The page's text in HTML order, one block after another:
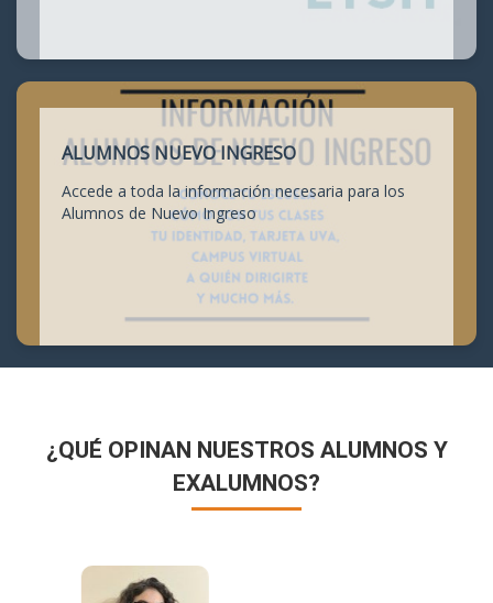
ALUMNOS NUEVO INGRESO
Accede a toda la información necesaria para los
Alumnos de Nuevo Ingreso
¿QUÉ OPINAN NUESTROS ALUMNOS Y
EXALUMNOS?